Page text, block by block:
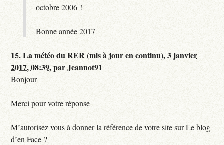
octobre 2006 !
Bonne année 2017
15.La météo du RER (mis à jour en continu),3 janvier
2017, 08:39,parJeannot91
Bonjour
Merci pour votre réponse
M’autorisez vous à donner la référence de votre site sur Le blog
d’en Face ?